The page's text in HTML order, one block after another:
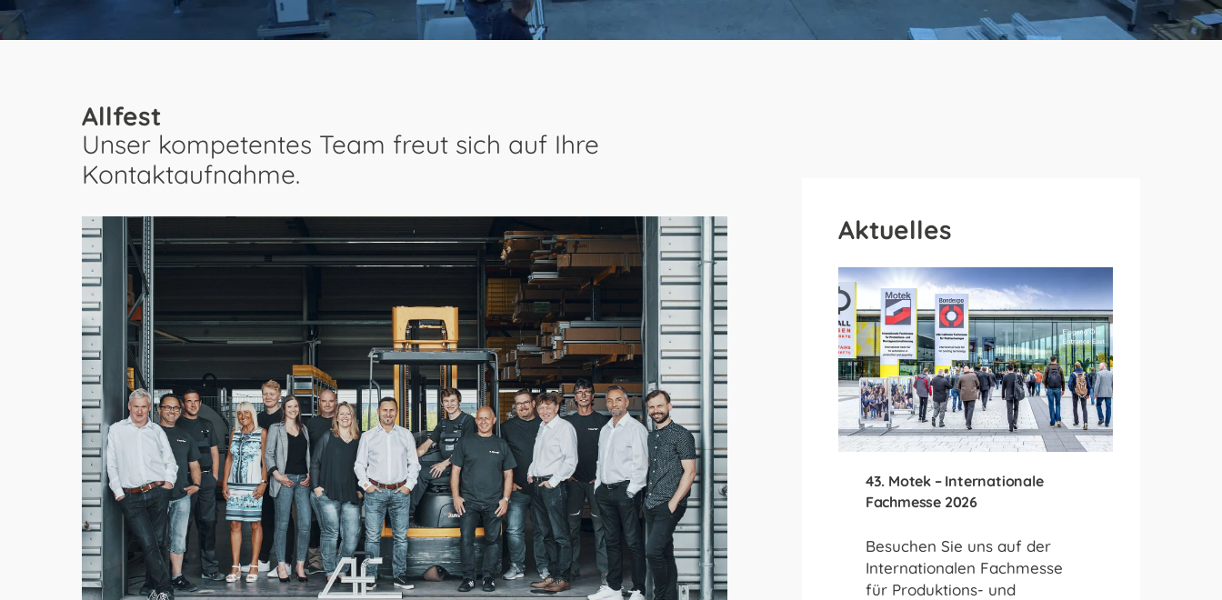
Allfest
Unser kompetentes Team freut sich auf Ihre
Kontaktaufnahme.
Aktuelles
43. Motek – Internationale
Fachmesse 2026
Besuchen Sie uns auf der
Internationalen Fachmesse
für Produktions- und